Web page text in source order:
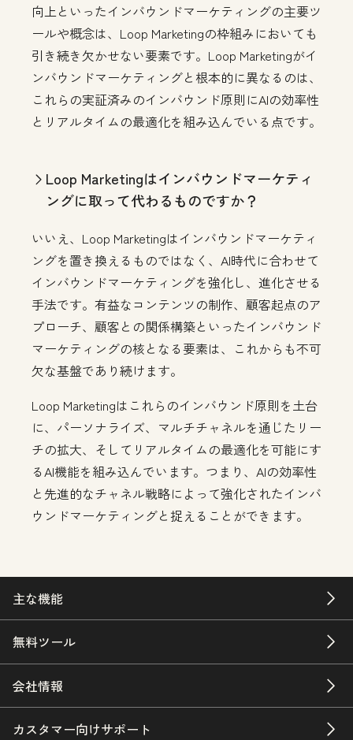
向上といったインバウンドマーケティングの主要ツ
ールや概念は、Loop Marketingの枠組みにおいても
引き続き欠かせない要素です。Loop Marketingがイ
ンバウンドマーケティングと根本的に異なるのは、
これらの実証済みのインバウンド原則にAIの効率性
とリアルタイムの最適化を組み込んでいる点です。
Loop Marketingはインバウンドマーケティ
ングに取って代わるものですか？
いいえ、Loop Marketingはインバウンドマーケティ
ングを置き換えるものではなく、AI時代に合わせて
インバウンドマーケティングを強化し、進化させる
手法です。有益なコンテンツの制作、顧客起点のア
プローチ、顧客との関係構築といったインバウンド
マーケティングの核となる要素は、これからも不可
欠な基盤であり続けます。
Loop Marketingはこれらのインバウンド原則を土台
に、パーソナライズ、マルチチャネルを通じたリー
チの拡大、そしてリアルタイムの最適化を可能にす
るAI機能を組み込んでいます。つまり、AIの効率性
と先進的なチャネル戦略によって強化されたインバ
ウンドマーケティングと捉えることができます。
主な機能
無料ツール
会社情報
カスタマー向けサポート